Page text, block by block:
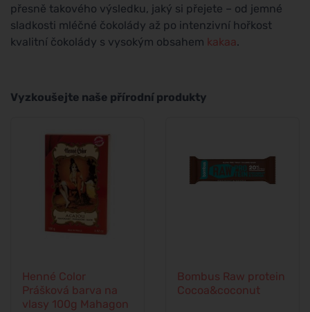
přesně takového výsledku, jaký si přejete – od jemné
sladkosti mléčné čokolády až po intenzivní hořkost
kvalitní čokolády s vysokým obsahem kakaa.
Vyzkoušejte naše přírodní produkty
Henné Color
Prášková barva na
vlasy 100g Mahagon
Bombus Raw protein
Cocoa&coconut